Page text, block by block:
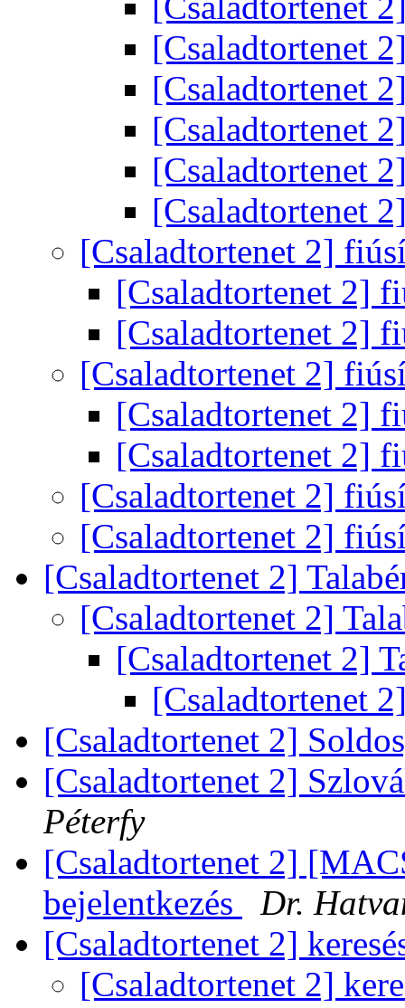
[Csaladtortenet
[Csaladtortenet
[Csaladtortenet
[Csaladtortenet
[Csaladtortenet
[Csaladtortenet 2]
[Csaladtortenet 2]
[Csaladtortenet 2]
[Csaladtortenet 2]
[Csaladtortenet 2]
[Csaladtortenet 2]
[Csaladtortenet 2]
[Csaladtortenet 2]
[Csaladtortenet 2]
[Csaladtortenet 2]
[Csaladtortenet 2]
[Csaladtortenet
[Csaladtortenet 2]
[Csaladtortenet 2]
Péterfy
[Csaladtortenet 2]
bejelentkezés
Dr.
[Csaladtortenet 2]
[Csaladtortenet 2]